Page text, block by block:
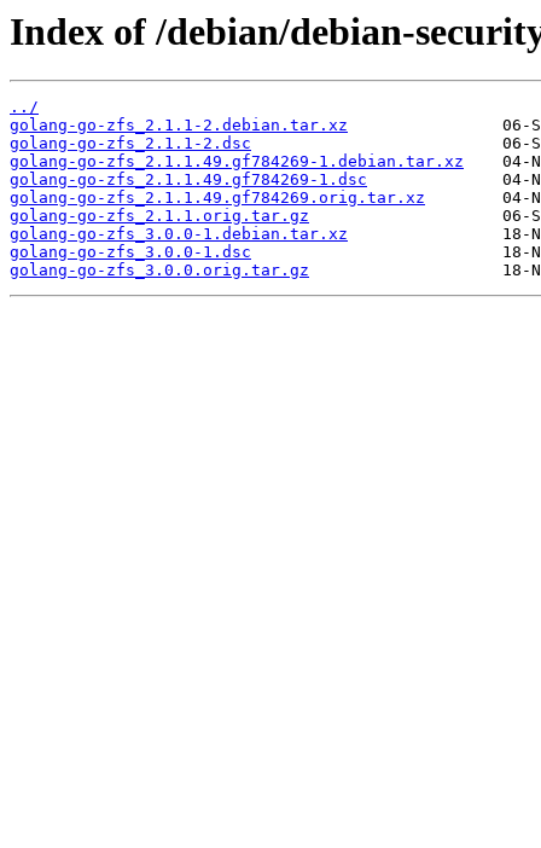
Index of /debian/debian-
../
golang-go-zfs_2.1.1-2.debian.tar.xz
golang-go-zfs_2.1.1-2.dsc
golang-go-zfs_2.1.1.49.gf784269-1.debian.tar.xz
golang-go-zfs_2.1.1.49.gf784269-1.dsc
golang-go-zfs_2.1.1.49.gf784269.orig.tar.xz
golang-go-zfs_2.1.1.orig.tar.gz
golang-go-zfs_3.0.0-1.debian.tar.xz
golang-go-zfs_3.0.0-1.dsc
golang-go-zfs_3.0.0.orig.tar.gz